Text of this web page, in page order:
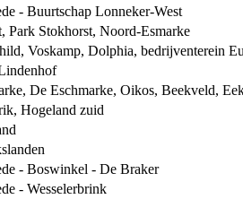
- Buurtschap Lonneker-West
Park Stokhorst, Noord-Esmarke
Voskamp, Dolphia, bedrijventerein
De Eschmarke, Oikos, Beekveld,
Hogeland zuid
- Boswinkel - De Braker
- Wesselerbrink